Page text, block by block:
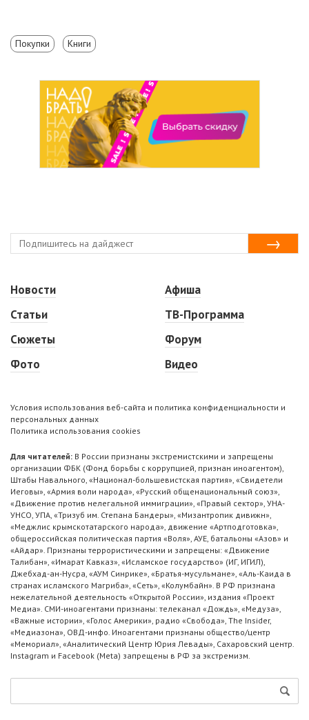
Покупки Книги
Новости
Статьи
Сюжеты
Фото
Афиша
ТВ-Программа
Форум
Видео
Условия использования веб-сайта и политика конфиденциальности и
персональных данных
Политика использования cookies
Для читателей: В России признаны экстремистскими и запрещены
организации ФБК (Фонд борьбы с коррупцией, признан иноагентом),
Штабы Навального, «Национал-большевистская партия», «Свидетели
Иеговы», «Армия воли народа», «Русский общенациональный союз»,
«Движение против нелегальной иммиграции», «Правый сектор», УНА-
УНСО, УПА, «Тризуб им. Степана Бандеры», «Мизантропик дивижн»,
«Меджлис крымскотатарского народа», движение «Артподготовка»,
общероссийская политическая партия «Воля», АУЕ, батальоны «Азов» и
«Айдар». Признаны террористическими и запрещены: «Движение
Талибан», «Имарат Кавказ», «Исламское государство» (ИГ, ИГИЛ),
Джебхад-ан-Нусра, «АУМ Синрике», «Братья-мусульмане», «Аль-Каида в
странах исламского Магриба», «Сеть», «Колумбайн». В РФ признана
нежелательной деятельность «Открытой России», издания «Проект
Медиа». СМИ-иноагентами признаны: телеканал «Дождь», «Медуза»,
«Важные истории», «Голос Америки», радио «Свобода», The Insider,
«Медиазона», ОВД-инфо. Иноагентами признаны общество/центр
«Мемориал», «Аналитический Центр Юрия Левады», Сахаровский центр.
Instagram и Facebook (Metа) запрещены в РФ за экстремизм.